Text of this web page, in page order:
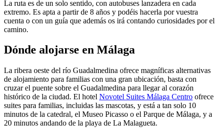
La ruta es de un solo sentido, con autobuses lanzadera en cada
extremo. Es apta a partir de 8 años y podéis hacerla por vuestra
cuenta o con un guía que además os irá contando curiosidades por el
camino.
Dónde alojarse en Málaga
La ribera oeste del río Guadalmedina ofrece magníficas alternativas
de alojamiento para familias con una gran ubicación, basta con
cruzar el puente sobre el Guadalmedina para llegar al corazón
histórico de la ciudad. El hotel Novotel Suites Málaga Centro ofrece
suites para familias, incluidas las mascotas, y está a tan solo 10
minutos de la catedral, el Museo Picasso o el Parque de Málaga, y a
20 minutos andando de la playa de La Malagueta.